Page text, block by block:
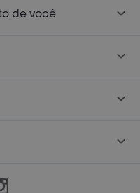
de você
Instagram